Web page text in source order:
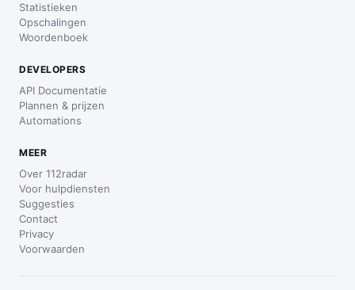
Statistieken
Opschalingen
Woordenboek
DEVELOPERS
API Documentatie
Plannen & prijzen
Automations
MEER
Over 112radar
Voor hulpdiensten
Suggesties
Contact
Privacy
Voorwaarden